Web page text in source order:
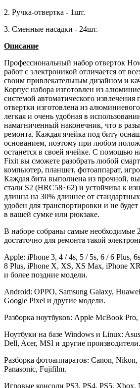
2. Ручка-отвертка - 1шт.
3. Сменные насадки - 24шт.
Описание
Профессиональный набор отверток
работ с электроникой отличается от
своим привлекательным дизайном и
Корпус набора изготовлен из
системой автоматического
отвертки изготовлена из
легкая и очень удобная в
намагниченный наконечник, что в
ремонта. Каждая ячейка под биту
основанием, поэтому при любом
останется в своей ячейке. С помощью
Fixit вы сможете разобрать любой
компьютер, планшет, фотоаппарат,
Каждая бита выполнена из прочной,
стали S2 (HRC58~62) и устойчива к
длинна на 30% длиннее от
удобен для транспортировки и не
в вашей сумке или рюкзаке.
В наборе собраны самые необходимые
достаточно для ремонта такой
Apple: iPhone 3, 4 / 4s, 5 / 5s, 6 / 6 Plus,
8 Plus, iPhone X, XS, XS Max, iPhone
и более поздние модели.
Android: OPPO, Samsung Galaxy,
Google Pixel и другие модели.
Разборка ноутбуков: Apple McBook
Ноутбуки на базе Windows и Linux:
Dell, Acer, MSI и другие производители.
Разборка фотоаппаратов: Canon, Nikon,
Panasonic, Fujifilm.
Игровые консоли PS3, PS4, PS5, Xbox,